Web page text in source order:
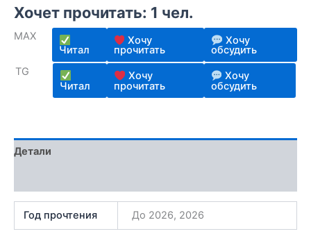
пользователя
Хочет прочитать: 1 чел.
MAX
Читал
Хочу
прочитать
Хочу
обсудить
TG
Читал
Хочу
прочитать
Хочу
обсудить
Детали
Год прочтения До 2026, 2026